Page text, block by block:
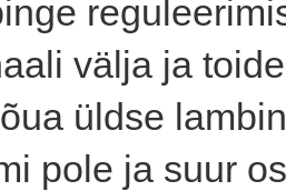
välja ja
üldse
pole ja suur